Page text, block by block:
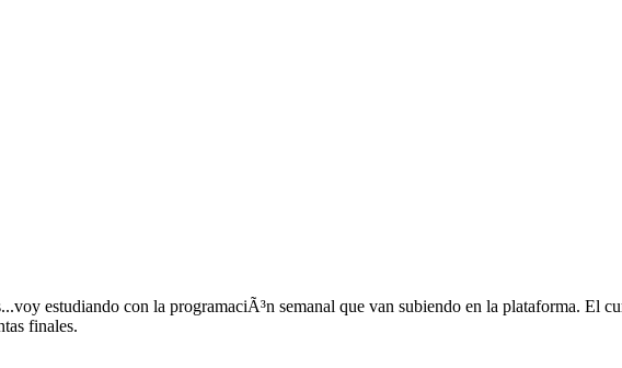
estudiando con la programaciÃ³n semanal que van subiendo en la plataforma. El
finales.